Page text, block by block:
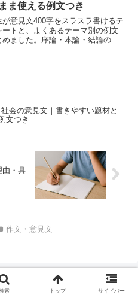
ま使える例文つき
が意見文400字をスラスラ書けるテ
ートと、よくあるテーマ別の例文
めました。序論・本論・結論の型
会の意見文｜書きやすい題材と
文つき
由・具
作文・意見文
索 トップ サイドバー